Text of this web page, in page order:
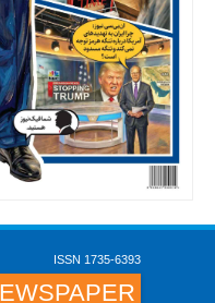
ISSN 1735-6393